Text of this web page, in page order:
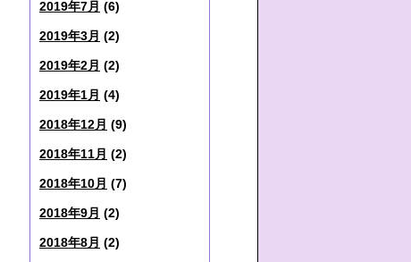
2019年7月 (6)
2019年3月 (2)
2019年2月 (2)
2019年1月 (4)
2018年12月 (9)
2018年11月 (2)
2018年10月 (7)
2018年9月 (2)
2018年8月 (2)